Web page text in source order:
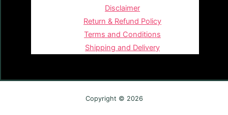
Disclaimer
Return & Refund Policy
Terms and Conditions
Shipping and Delivery
Copyright © 2026